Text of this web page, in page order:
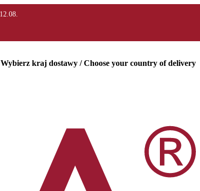
Wybierz kraj dostawy / Choose your country of delivery